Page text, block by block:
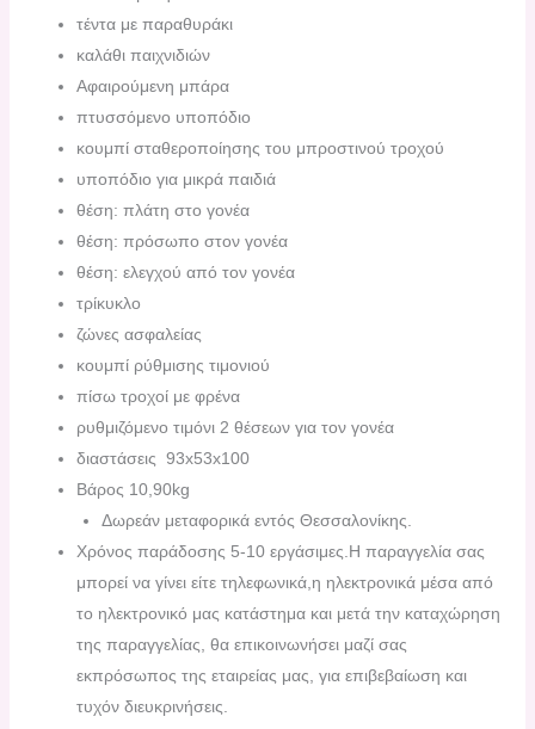
τέντα με παραθυράκι
καλάθι παιχνιδιών
Αφαιρούμενη μπάρα
πτυσσόμενο υποπόδιο
κουμπί σταθεροποίησης του μπροστινού τροχού
υποπόδιο για μικρά παιδιά
θέση: πλάτη στο γονέα
θέση: πρόσωπο στον γονέα
θέση: ελεγχού από τον γονέα
τρίκυκλο
ζώνες ασφαλείας
κουμπί ρύθμισης τιμονιού
πίσω τροχοί με φρένα
ρυθμιζόμενο τιμόνι 2 θέσεων για τον γονέα
διαστάσεις 93x53x100
Βάρος 10,90kg
Δωρεάν μεταφορικά εντός Θεσσαλονίκης.
Χρόνος παράδοσης 5-10 εργάσιμες.H παραγγελία σας
μπορεί να γίνει είτε τηλεφωνικά,η ηλεκτρονικά μέσα από
το ηλεκτρονικό μας κατάστημα και μετά την καταχώρηση
της παραγγελίας, θα επικοινωνήσει μαζί σας
εκπρόσωπος της εταιρείας μας, για επιβεβαίωση και
τυχόν διευκρινήσεις.